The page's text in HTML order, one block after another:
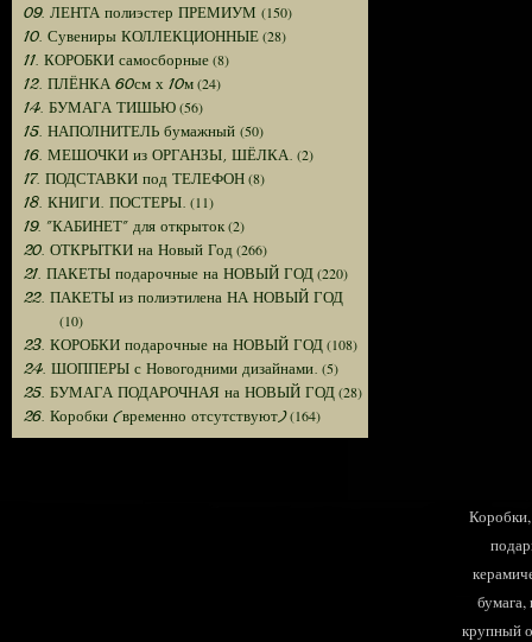
09. ЛЕНТА полиэстер ПРЕМИУМ (150)
10. Сувениры КОЛЛЕКЦИОННЫЕ(28)
11. КОРОБКИ самосборные(8)
12. ПЛЁНКА 60см х 10м(24)
14. БУМАГА ТИШЬЮ(56)
15. НАПОЛНИТЕЛЬ бумажный (50)
16. МЕШОЧКИ из ОРГАНЗЫ, ШЁЛКА. (2)
17. ПОДСТАВКИ под ТЕЛЕФОН(8)
18. КНИГИ. ПОСТЕРЫ. (11)
19. "КАБИНЕТ" для открыток(2)
20. ОТКРЫТКИ на Новый Год (266)
21. ПАКЕТЫ подарочные на НОВЫЙ ГОД(220)
22. ПАКЕТЫ из полиэтилена НА НОВЫЙ ГОД
(10)
23. КОРОБКИ подарочные на НОВЫЙ ГОД(108)
24. ШОППЕРЫ с Новогодними дизайнами. (5)
25. БУМАГА ПОДАРОЧНАЯ на НОВЫЙ ГОД(28)
26. Коробки (временно отсутствуют)(164)
крупный